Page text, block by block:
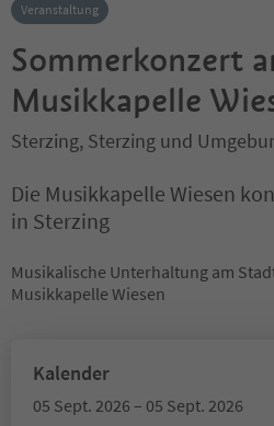
Veranstaltung
Sommerkonzert
Musikkapelle
Sterzing, Sterzing und
Die Musikkapelle Wiesen
in Sterzing
Musikalische Unterhaltung am
Musikkapelle Wiesen
Kalender
05 Sept. 2026 – 05 Sept. 2026